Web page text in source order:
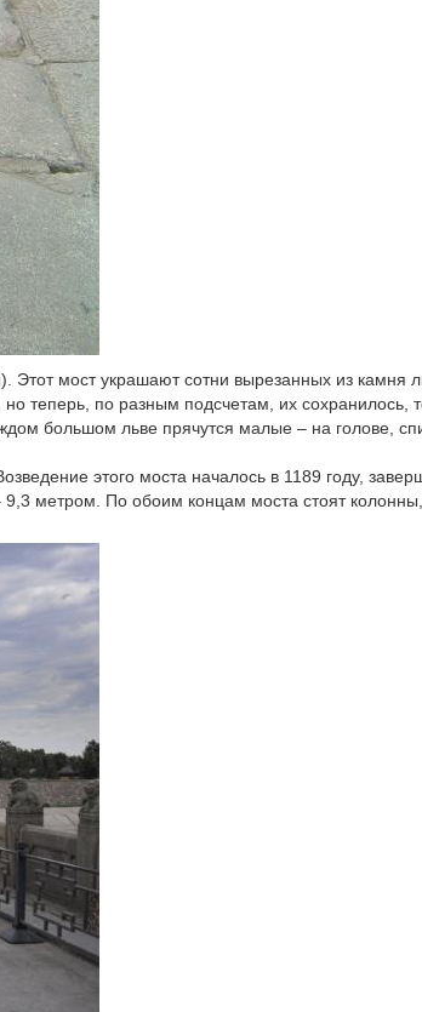
Этот мост украшают сотни вырезанных из камня
теперь, по разным подсчетам, их сохранилось,
большом льве прячутся малые – на голове,
этого моста началось в 1189 году,
метром. По обоим концам моста стоят колонны,